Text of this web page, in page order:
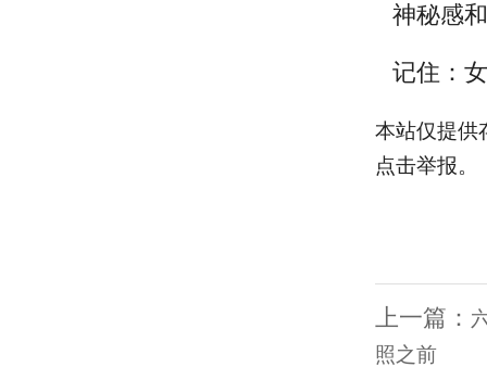
神秘感
记住：
本站仅提供
点击举报。
上一篇：
照之前